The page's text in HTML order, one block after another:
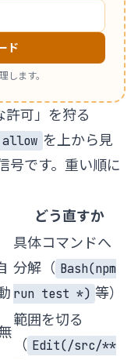
ド
します。
可」を狩る
allow を上から見
号です。重い順に
どう直すか
具体コマンドへ
分解（ Bash(npm
run test *) 等）
範囲を切る
（ Edit(/src/**